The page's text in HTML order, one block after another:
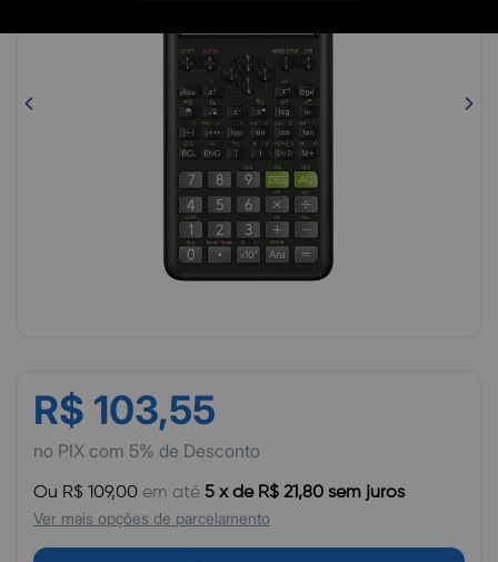
R$ 103,55
no PIX com 5% de Desconto
Ou R$ 109,00 em até 5 x de R$ 21,80 sem juros
Ver mais opções de parcelamento